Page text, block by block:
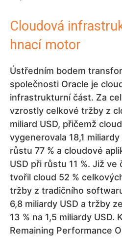
Cloudová
hnací motor
Ústředním bodem
společnosti Oracle je
infrastrukturní část. Za
vzrostly celkové tržby z
miliard USD, přičemž
vygenerovala 18,1
růstu 77 % a cloudové
USD při růstu 11 %. Již
tvořil cloud 52 %
tržby z tradičního
6,8 miliardy USD a tržby
13 % na 1,5 miliardy USD.
Remaining Performance